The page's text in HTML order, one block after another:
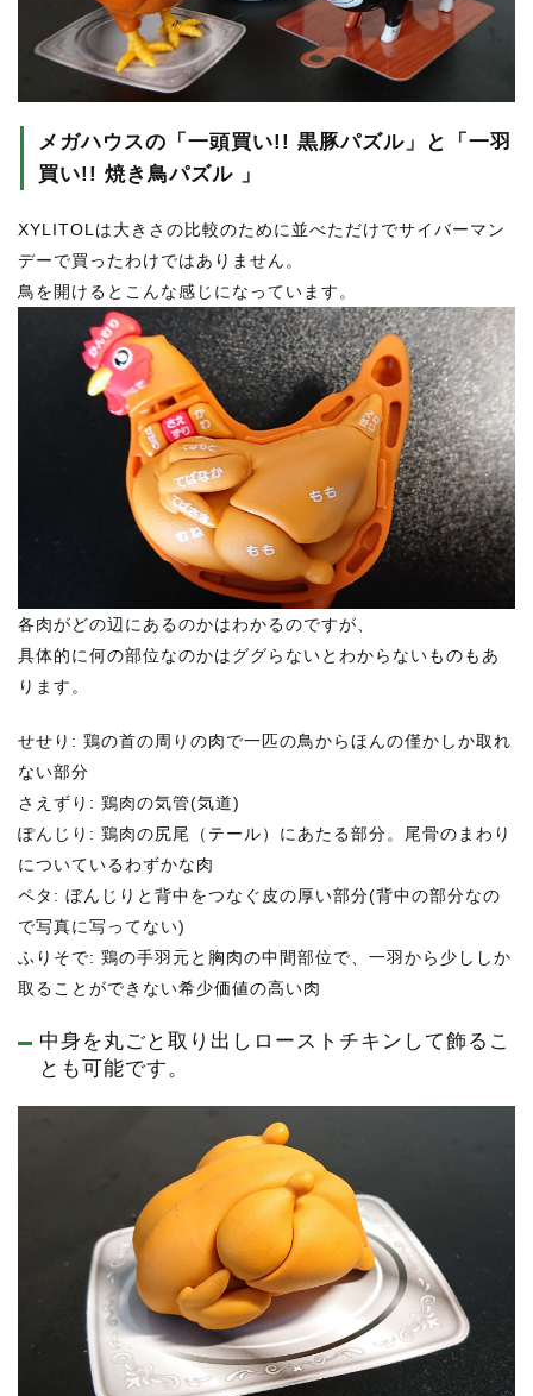
メガハウスの「一頭買い!! 黒豚パズル」と「一羽
買い!! 焼き鳥パズル 」
XYLITOLは大きさの比較のために並べただけでサイバーマン
デーで買ったわけではありません。
鳥を開けるとこんな感じになっています。
各肉がどの辺にあるのかはわかるのですが、
具体的に何の部位なのかはググらないとわからないものもあ
ります。
せせり: 鶏の首の周りの肉で一匹の鳥からほんの僅かしか取れ
ない部分
さえずり: 鶏肉の気管(気道)
ぽんじり: 鶏肉の尻尾（テール）にあたる部分。尾骨のまわり
についているわずかな肉
ペタ: ぼんじりと背中をつなぐ皮の厚い部分(背中の部分なの
で写真に写ってない)
ふりそで: 鶏の手羽元と胸肉の中間部位で、一羽から少ししか
取ることができない希少価値の高い肉
中身を丸ごと取り出しローストチキンして飾るこ
とも可能です。